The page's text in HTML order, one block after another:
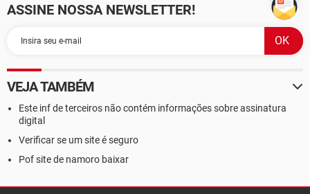
ASSINE NOSSA NEWSLETTER!
VEJA TAMBÉM
Este inf de terceiros não contém informações sobre assinatura
digital
Verificar se um site é seguro
Pof site de namoro baixar